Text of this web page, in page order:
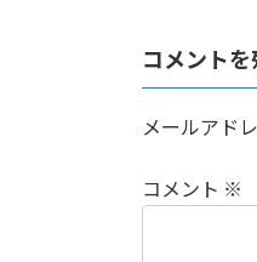
コメントを
メールアド
コメント ※